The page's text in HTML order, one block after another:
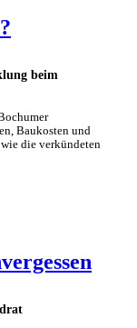
beim
Baukosten und
die verkündeten